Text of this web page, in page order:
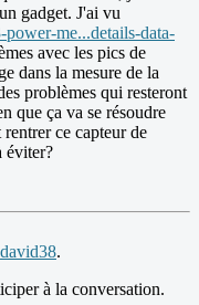
gadget. J'ai vu
me...details-data-
avec les pics de
dans la mesure de la
problèmes qui resteront
que ça va se résoudre
ce capteur de
éviter?
david38.
à la conversation.